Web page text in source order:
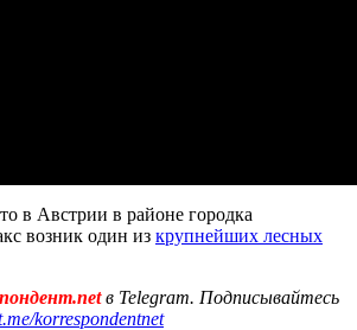
в Австрии в районе городка
возник один из крупнейших лесных
в Telegram. Подписывайтесь
korrespondentnet